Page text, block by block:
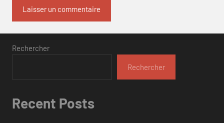
Rechercher
Rechercher
Recent Posts